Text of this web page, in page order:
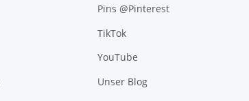
Pins @Pinterest
TikTok
YouTube
Unser Blog